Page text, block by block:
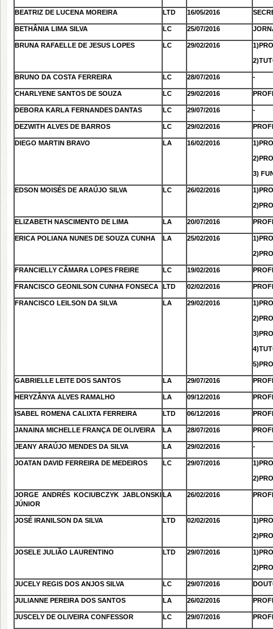
BEATRIZ DE LUCENA MOREIRA LTD 16/05/2016
BETHÂNIA LIMA SILVA LC 25/07/2016
BRUNA RAFAELLE DE JESUS LOPES LC 29/02/2016
BRUNO DA COSTA FERREIRA LC 28/07/2016 -
CHARLYENE SANTOS DE SOUZA LC 29/02/2016
DEBORA KARLA FERNANDES DANTAS LC 29/07/2016 -
DEZWITH ALVES DE BARROS LC 29/02/2016
DIEGO MARTIN BRAVO LA 16/02/2016
3)
EDSON MOISÉS DE ARAÚJO SILVA LC 26/02/2016
ELIZABETH NASCIMENTO DE LIMA LA 20/07/2016
ERICA POLIANA NUNES DE SOUZA CUNHA LA 25/02/2016
FRANCIELLY CÂMARA LOPES FREIRE LC 19/02/2016
FRANCISCO GEONILSON CUNHA FONSECA LTD 02/02/2016
FRANCISCO LEILSON DA SILVA LA 29/02/2016
GABRIELLE LEITE DOS SANTOS LA 29/07/2016
HERYZÂNYA ALVES RAMALHO LA 09/12/2016
ISABEL ROMENA CALIXTA FERREIRA LTD 06/12/2016
JANAINA MICHELLE FRANÇA DE OLIVEIRA LA 28/07/2016
JEANY ARAÚJO MENDES DA SILVA LA 29/02/2016 -
JOATAN DAVID FERREIRA DE MEDEIROS LC 29/07/2016
JORGE ANDRÉS KOCIUBCZYK JABLONSKI
JÚNIOR
LA 26/02/2016
JOSÉ IRANILSON DA SILVA LTD 02/02/2016
JOSELE JULIÃO LAURENTINO LTD 29/07/2016
JUCELY REGIS DOS ANJOS SILVA LC 29/07/2016
JULIANNE PEREIRA DOS SANTOS LA 26/02/2016
JUSCELY DE OLIVEIRA CONFESSOR LC 29/07/2016